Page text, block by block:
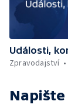
Události,
Zpravodajství